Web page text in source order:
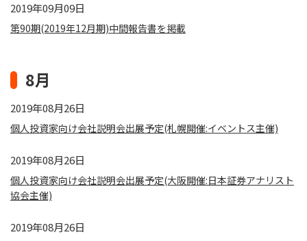
2019年09月09日
第90期(2019年12月期)中間報告書を掲載
8月
2019年08月26日
個人投資家向け会社説明会出展予定(札幌開催:イベントス主催)
2019年08月26日
個人投資家向け会社説明会出展予定(大阪開催:日本証券アナリスト
協会主催)
2019年08月26日